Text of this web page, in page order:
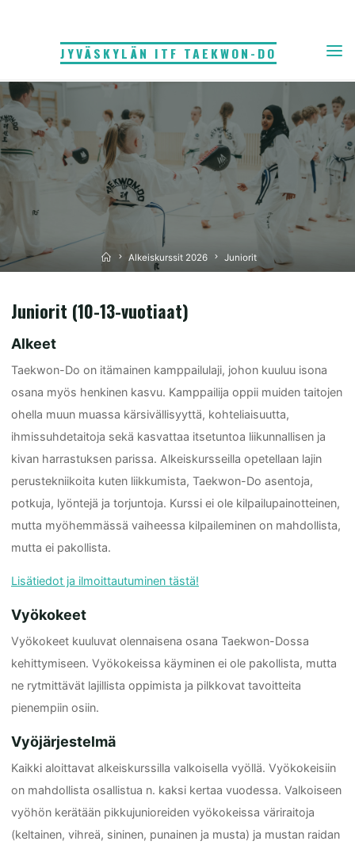
JYVÄSKYLÄN ITF TAEKWON-DO
HomeAlkeiskurssit 2026 Juniorit
Juniorit (10-13-vuotiaat)
Alkeet
Taekwon-Do on itämainen kamppailulaji, johon kuuluu isona
osana myös henkinen kasvu. Kamppailija oppii muiden taitojen
ohella muun muassa kärsivällisyyttä, kohteliaisuutta,
ihmissuhdetaitoja sekä kasvattaa itsetuntoa liikunnallisen ja
kivan harrastuksen parissa. Alkeiskursseilla opetellaan lajin
perustekniikoita kuten liikkumista, Taekwon-Do asentoja,
potkuja, lyöntejä ja torjuntoja. Kurssi ei ole kilpailupainotteinen,
mutta myöhemmässä vaiheessa kilpaileminen on mahdollista,
mutta ei pakollista.
Lisätiedot ja ilmoittautuminen tästä!
Vyökokeet
Vyökokeet kuuluvat olennaisena osana Taekwon-Dossa
kehittymiseen. Vyökokeissa käyminen ei ole pakollista, mutta
ne rytmittävät lajillista oppimista ja pilkkovat tavoitteita
pienempiin osiin.
Vyöjärjestelmä
Kaikki aloittavat alkeiskurssilla valkoisella vyöllä. Vyökokeisiin
on mahdollista osallistua n. kaksi kertaa vuodessa. Valkoiseen
vyöhön kerätään pikkujunioreiden vyökokeissa väriraitoja
(keltainen, vihreä, sininen, punainen ja musta) ja mustan raidan